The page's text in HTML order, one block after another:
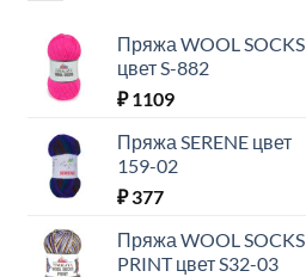
Пряжа WOOL SOCKS
цвет S-882
₽1109
Пряжа SERENE цвет
159-02
₽377
Пряжа WOOL SOCKS
PRINT цвет S32-03